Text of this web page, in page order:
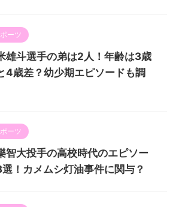
ーツ
雄斗選手の弟は2人！年齢は3歳
4歳差？幼少期エピソードも調
ーツ
智大投手の高校時代のエピソー
選！カメムシ灯油事件に関与？